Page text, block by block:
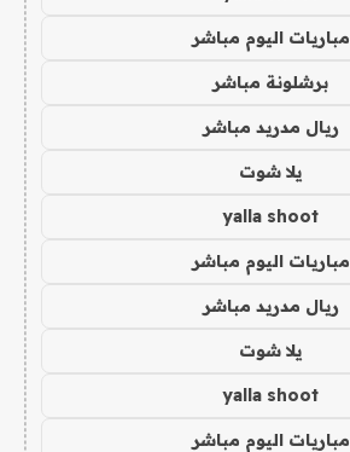
مباريات اليوم مباشر
برشلونة مباشر
ريال مدريد مباشر
يلا شوت
yalla shoot
مباريات اليوم مباشر
ريال مدريد مباشر
يلا شوت
yalla shoot
مباريات اليوم مباشر